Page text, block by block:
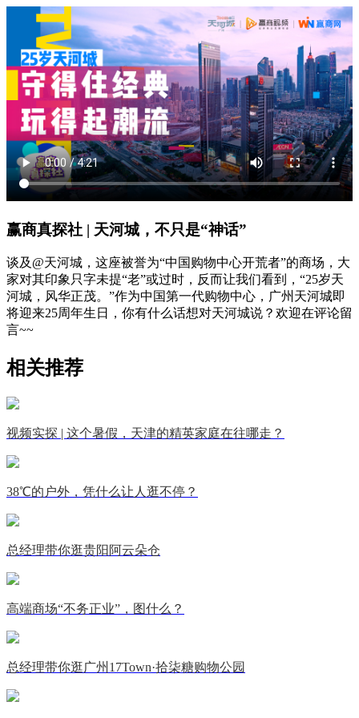
赢商真探社 | 天河城，不只是“神话”
谈及@天河城，这座被誉为“中国购物中心开荒者”的商场，大
家对其印象只字未提“老”或过时，反而让我们看到，“25岁天
河城，风华正茂。”作为中国第一代购物中心，广州天河城即
将迎来25周年生日，你有什么话想对天河城说？欢迎在评论留
言~~
相关推荐
视频实探 | 这个暑假，天津的精英家庭在往哪走？
38℃的户外，凭什么让人逛不停？
总经理带你逛贵阳阿云朵仓
高端商场“不务正业”，图什么？
总经理带你逛广州17Town·拾柒糖购物公园